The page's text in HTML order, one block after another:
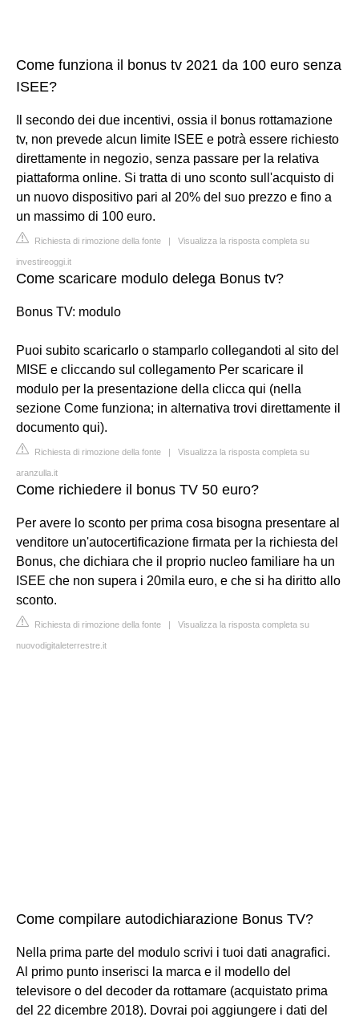
Come funziona il bonus tv 2021 da 100 euro senza
ISEE?
Il secondo dei due incentivi, ossia il bonus rottamazione
tv, non prevede alcun limite ISEE e potrà essere richiesto
direttamente in negozio, senza passare per la relativa
piattaforma online. Si tratta di uno sconto sull'acquisto di
un nuovo dispositivo pari al 20% del suo prezzo e fino a
un massimo di 100 euro.
Richiesta di rimozione della fonte | Visualizza la risposta completa su
investireoggi.it
Come scaricare modulo delega Bonus tv?
Bonus TV: modulo
Puoi subito scaricarlo o stamparlo collegandoti al sito del
MISE e cliccando sul collegamento Per scaricare il
modulo per la presentazione della clicca qui (nella
sezione Come funziona; in alternativa trovi direttamente il
documento qui).
Richiesta di rimozione della fonte | Visualizza la risposta completa su
aranzulla.it
Come richiedere il bonus TV 50 euro?
Per avere lo sconto per prima cosa bisogna presentare al
venditore un'autocertificazione firmata per la richiesta del
Bonus, che dichiara che il proprio nucleo familiare ha un
ISEE che non supera i 20mila euro, e che si ha diritto allo
sconto.
Richiesta di rimozione della fonte | Visualizza la risposta completa su
nuovodigitaleterrestre.it
Come compilare autodichiarazione Bonus TV?
Nella prima parte del modulo scrivi i tuoi dati anagrafici.
Al primo punto inserisci la marca e il modello del
televisore o del decoder da rottamare (acquistato prima
del 22 dicembre 2018). Dovrai poi aggiungere i dati del